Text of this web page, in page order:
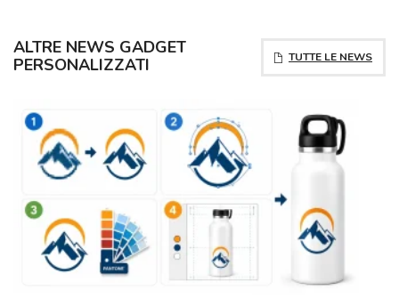
TUTTE LE NEWS
ALTRE NEWS GADGET
PERSONALIZZATI